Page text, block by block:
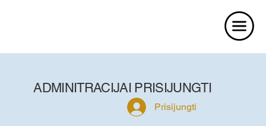
ADMINITRACIJAI PRISIJUNGTI
Prisijungti